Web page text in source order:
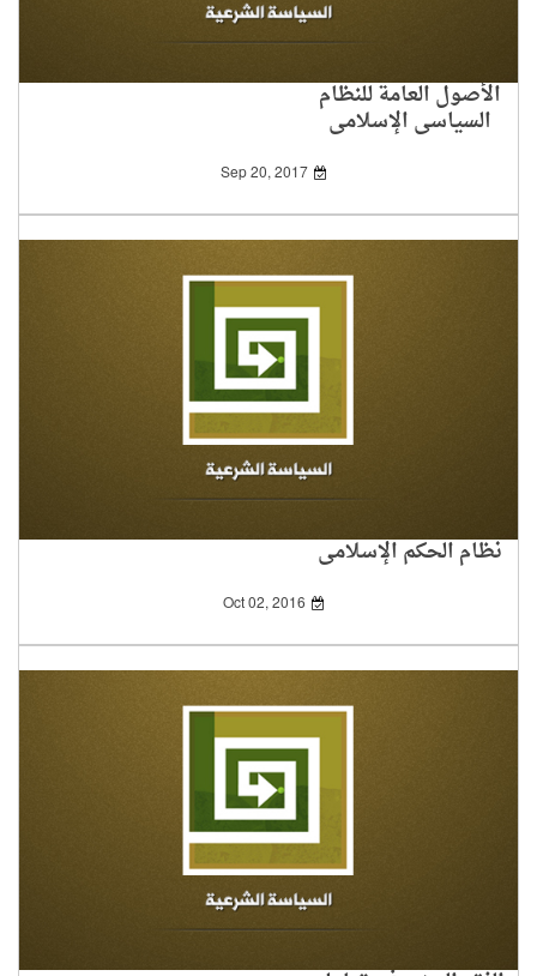
الأصول العامة للنظام
السياسي الإسلامي
Sep 20, 2017
نظام الحكم الإسلامي
Oct 02, 2016